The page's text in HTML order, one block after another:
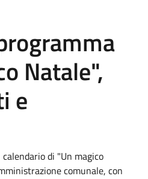
Natale",
e
di "Un magico
comunale, con